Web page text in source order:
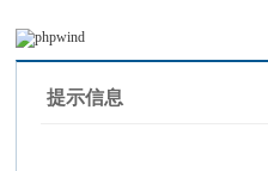
提示信息